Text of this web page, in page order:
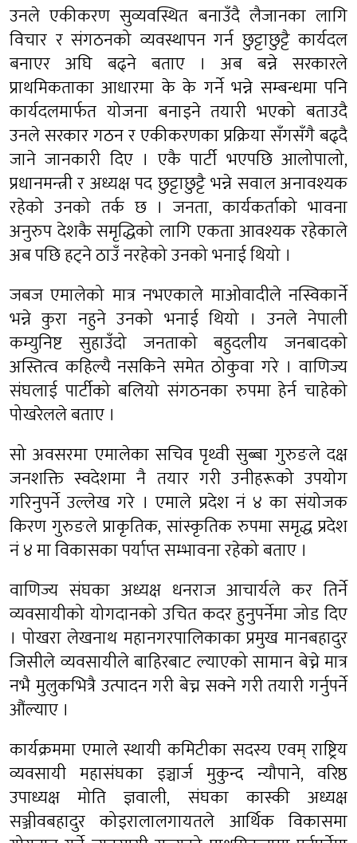
उनले एकीकरण सुव्यवस्थित बनाउँदै लैजानका लागि
विचार र संगठनको व्यवस्थापन गर्न छुट्टाछुट्टै कार्यदल
बनाएर अघि बढ्ने बताए । अब बन्ने सरकारले
प्राथमिकताका आधारमा के के गर्ने भन्ने सम्बन्धमा पनि
कार्यदलमार्फत योजना बनाइने तयारी भएको बताउदै
उनले सरकार गठन र एकीकरणका प्रक्रिया सँगसँगै बढ्दै
जाने जानकारी दिए । एकै पार्टी भएपछि आलोपालो,
प्रधानमन्त्री र अध्यक्ष पद छुट्टाछुट्टै भन्ने सवाल अनावश्यक
रहेको उनको तर्क छ । जनता, कार्यकर्ताको भावना
अनुरुप देशकै समृद्धिको लागि एकता आवश्यक रहेकाले
अब पछि हट्ने ठाउँ नरहेको उनको भनाई थियो ।
जबज एमालेको मात्र नभएकाले माओवादीले नस्विकार्ने
भन्ने कुरा नहुने उनको भनाई थियो । उनले नेपाली
कम्युनिष्ट सुहाउँदो जनताको बहुदलीय जनबादको
अस्तित्व कहिल्यै नसकिने समेत ठोकुवा गरे । वाणिज्य
संघलाई पार्टीको बलियो संगठनका रुपमा हेर्न चाहेको
पोखरेलले बताए ।
सो अवसरमा एमालेका सचिव पृथ्वी सुब्बा गुरुङले दक्ष
जनशक्ति स्वदेशमा नै तयार गरी उनीहरूको उपयोग
गरिनुपर्ने उल्लेख गरे । एमाले प्रदेश नं ४ का संयोजक
किरण गुरुङले प्राकृतिक, सांस्कृतिक रुपमा समृद्ध प्रदेश
नं ४ मा विकासका पर्याप्त सम्भावना रहेको बताए ।
वाणिज्य संघका अध्यक्ष धनराज आचार्यले कर तिर्ने
व्यवसायीको योगदानको उचित कदर हुनुपर्नेमा जोड दिए
। पोखरा लेखनाथ महानगरपालिकाका प्रमुख मानबहादुर
जिसीले व्यवसायीले बाहिरबाट ल्याएको सामान बेच्ने मात्र
नभै मुलुकभित्रै उत्पादन गरी बेच्न सक्ने गरी तयारी गर्नुपर्ने
औंल्याए ।
कार्यक्रममा एमाले स्थायी कमिटीका सदस्य एवम् राष्ट्रिय
व्यवसायी महासंघका इञ्चार्ज मुकुन्द न्यौपाने, वरिष्ठ
उपाध्यक्ष मोति ज्ञवाली, संघका कास्की अध्यक्ष
सञ्जीवबहादुर कोइरालालगायतले आर्थिक विकासमा